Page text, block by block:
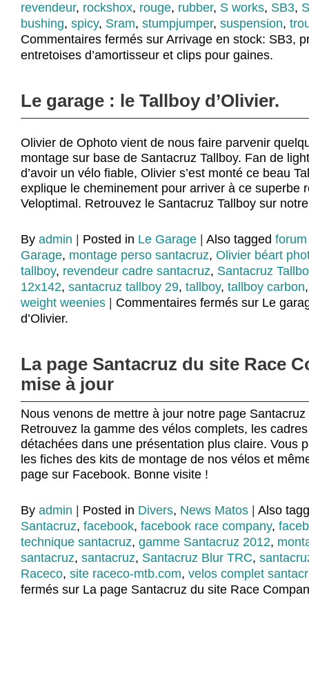
revendeur, rockshox, rouge, rubber, S works, SB3,
bushing, spicy, Sram, stumpjumper, suspension,
Commentaires fermés sur Arrivage en stock: SB3,
entretoises d’amortisseur et clips pour gaines.
Le garage : le Tallboy d’Olivier.
Olivier de Ophoto vient de nous faire parvenir
montage sur base de Santacruz Tallboy. Fan de
d’avoir un vélo fiable, Olivier s’est monté ce beau
explique le cheminement pour arriver à ce superbe
Veloptimal. Retrouvez le Santacruz Tallboy sur
By admin Posted in Le Garage Also tagged
Garage, montage perso santacruz, Olivier béart
tallboy, revendeur cadre santacruz, Santacruz
12x142, santacruz tallboy 29, tallboy, tallboy carbon
weight weenies
Commentaires fermés sur Le
d’Olivier.
La page Santacruz du site Race
mise à jour
Nous venons de mettre à jour notre page
Retrouvez la gamme des vélos complets, les
détachées dans une présentation plus claire. Vous
les fiches des kits de montage de nos vélos et
page sur Facebook. Bonne visite !
By admin Posted in Divers, News Matos
Also
Santacruz, facebook, facebook race company,
technique santacruz, gamme Santacruz 2012,
santacruz, santacruz, Santacruz Blur TRC,
Raceco, site raceco-mtb.com, velos complet
fermés sur La page Santacruz du site Race